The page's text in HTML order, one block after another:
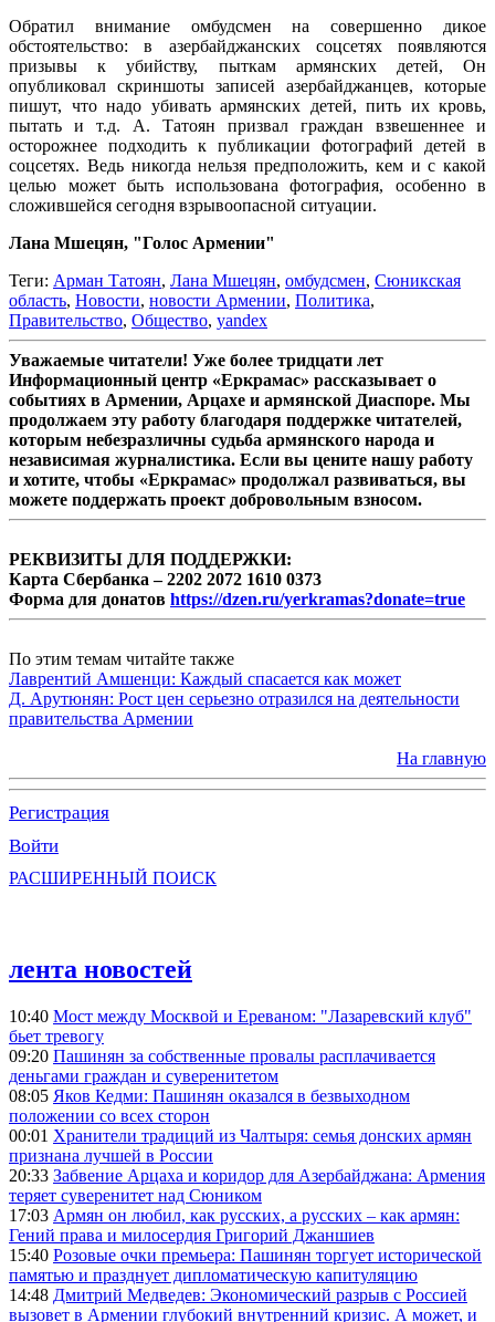
Обратил внимание омбудсмен на совершенно дикое
обстоятельство: в азербайджанских соцсетях появляются
призывы к убийству, пыткам армянских детей, Он
опубликовал скриншоты записей азербайджанцев, которые
пишут, что надо убивать армянских детей, пить их кровь,
пытать и т.д. А. Татоян призвал граждан взвешеннее и
осторожнее подходить к публикации фотографий детей в
соцсетях. Ведь никогда нельзя предположить, кем и с какой
целью может быть использована фотография, особенно в
сложившейся сегодня взрывоопасной ситуации.
Лана Мшецян, "Голос Армении"
Теги: Арман Татоян, Лана Мшецян, омбудсмен, Сюникская
область, Новости, новости Армении, Политика,
Правительство, Общество, yandex
Уважаемые читатели! Уже более тридцати лет
Информационный центр «Еркрамас» рассказывает о
событиях в Армении, Арцахе и армянской Диаспоре. Мы
продолжаем эту работу благодаря поддержке читателей,
которым небезразличны судьба армянского народа и
независимая журналистика. Если вы цените нашу работу
и хотите, чтобы «Еркрамас» продолжал развиваться, вы
можете поддержать проект добровольным взносом.
РЕКВИЗИТЫ ДЛЯ ПОДДЕРЖКИ:
Карта Сбербанка – 2202 2072 1610 0373
Форма для донатов https://dzen.ru/yerkramas?donate=true
По этим темам читайте также
Лаврентий Амшенци: Каждый спасается как может
Д. Арутюнян: Рост цен серьезно отразился на деятельности
правительства Армении
На главную
Регистрация
Войти
РАСШИРЕННЫЙ ПОИСК
лента новостей
10:40 Мост между Москвой и Ереваном: "Лазаревский клуб"
бьет тревогу
09:20 Пашинян за собственные провалы расплачивается
деньгами граждан и суверенитетом
08:05 Яков Кедми: Пашинян оказался в безвыходном
положении со всех сторон
00:01 Хранители традиций из Чалтыря: семья донских армян
признана лучшей в России
20:33 Забвение Арцаха и коридор для Азербайджана: Армения
теряет суверенитет над Сюником
17:03 Армян он любил, как русских, а русских – как армян:
Гений права и милосердия Григорий Джаншиев
15:40 Розовые очки премьера: Пашинян торгует исторической
памятью и празднует дипломатическую капитуляцию
14:48 Дмитрий Медведев: Экономический разрыв с Россией
вызовет в Армении глубокий внутренний кризис. А может, и